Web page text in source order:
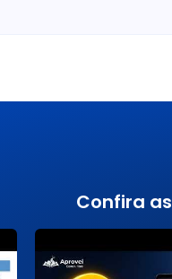
Incompleto (4ª
R$ 1.677,87 + Abono.
pedagógicos e
escolar.
certificados e
de alunos e
e externo.
Confira